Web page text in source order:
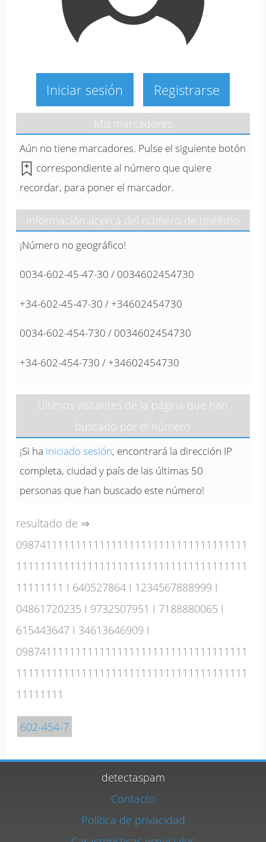
Iniciar sesión Registrarse
Mis marcadores
Aún no tiene marcadores. Pulse el siguiente botón
correspondiente al número que quiere
recordar, para poner el marcador.
Información acerca del número de teléfono
¡Número no geográfico!
0034-602-45-47-30 / 0034602454730
+34-602-45-47-30 / +34602454730
0034-602-454-730 / 0034602454730
+34-602-454-730 / +34602454730
Últimos visitantes de la página que han
buscado por el número
¡Si ha iniciado sesión, encontrará la dirección IP
completa, ciudad y país de las últimas 50
personas que han buscado este número!
resultado de ⇒
098741111111111111111111111111111111111
111111111111111111111111111111111111111
11111111 I 640527864 I 1234567888999 I
04861720235 I 9732507951 I 7188880065 I
615443647 I 34613646909 I
098741111111111111111111111111111111111
111111111111111111111111111111111111111
11111111
602-454-7
detectaspam
Contacto
Política de privacidad